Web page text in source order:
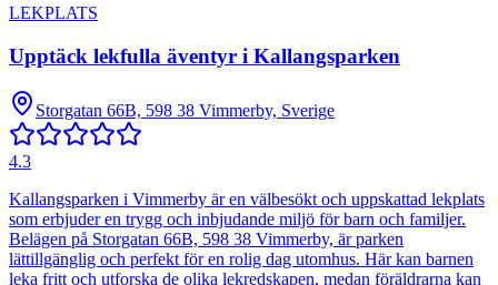
LEKPLATS
Upptäck lekfulla äventyr i Kallangsparken
Storgatan 66B, 598 38 Vimmerby, Sverige
4.3
Kallangsparken i Vimmerby är en välbesökt och uppskattad lekplats
som erbjuder en trygg och inbjudande miljö för barn och familjer.
Belägen på Storgatan 66B, 598 38 Vimmerby, är parken
lättillgänglig och perfekt för en rolig dag utomhus. Här kan barnen
leka fritt och utforska de olika lekredskapen, medan föräldrarna kan